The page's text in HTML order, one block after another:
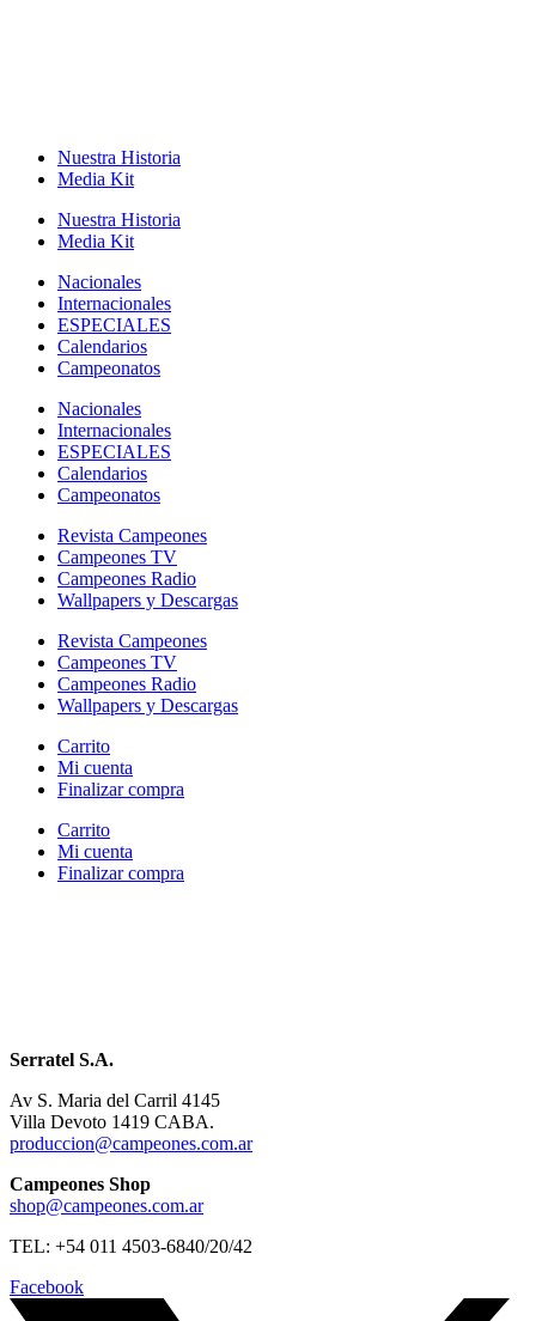
Nuestra Historia
Media Kit
Nuestra Historia
Media Kit
Nacionales
Internacionales
ESPECIALES
Calendarios
Campeonatos
Nacionales
Internacionales
ESPECIALES
Calendarios
Campeonatos
Revista Campeones
Campeones TV
Campeones Radio
Wallpapers y Descargas
Revista Campeones
Campeones TV
Campeones Radio
Wallpapers y Descargas
Carrito
Mi cuenta
Finalizar compra
Carrito
Mi cuenta
Finalizar compra
Serratel S.A.
Av S. Maria del Carril 4145
Villa Devoto 1419 CABA.
produccion@campeones.com.ar
Campeones Shop
shop@campeones.com.ar
TEL: +54 011 4503-6840/20/42
Facebook